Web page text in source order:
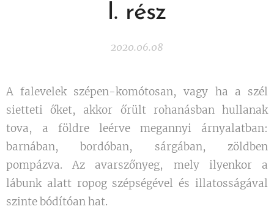
I. rész
2020.06.08
A falevelek szépen-komótosan, vagy ha a szél
sietteti őket, akkor őrült rohanásban hullanak
tova, a földre leérve megannyi árnyalatban:
barnában, bordóban, sárgában, zöldben
pompázva. Az avarszőnyeg, mely ilyenkor a
lábunk alatt ropog szépségével és illatosságával
szinte bódítóan hat.